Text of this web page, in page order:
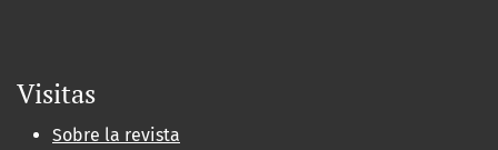
Visitas
Sobre la revista